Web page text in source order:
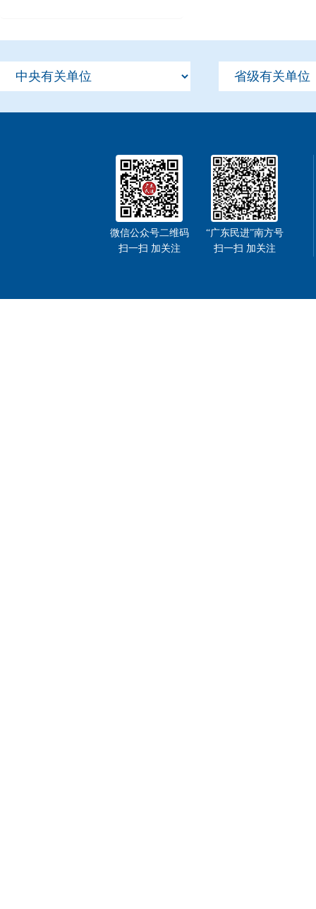
“广东民进”南方号
扫一扫 加关注
微信公众号二维码
扫一扫 加关注